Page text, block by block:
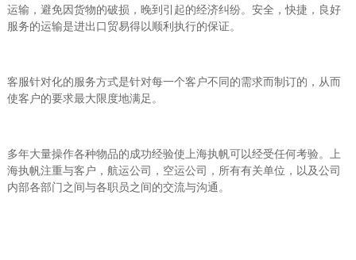
运输，避免因货物的破损，晚到引起的经济纠纷。安全，快捷，良好
服务的运输是进出口贸易得以顺利执行的保证。
客服针对化的服务方式是针对每一个客户不同的需求而制订的，从而
使客户的要求最大限度地满足。
多年大量操作各种物品的成功经验使上海执帆可以经受任何考验。上
海执帆注重与客户，航运公司，空运公司，所有有关单位，以及公司
内部各部门之间与各职员之间的交流与沟通。